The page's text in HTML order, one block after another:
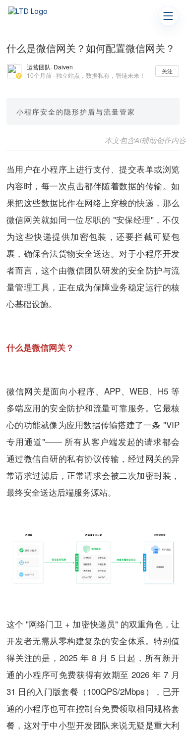
什么是微信网关？如何配置微信网关？
运营团队· Daiven
10个月前 · 独立站点，数据私有，智链未来！
关注
小程序安全的隐形护盾与流量管家
本文包含AI辅助创作内容
当用户在小程序上进行支付、提交表单或浏览
内容时，每一次点击都伴随着数据的传输。如
果把这些数据比作在网络上穿梭的快递，那么
微信网关就如同一位尽职的 "安保经理"，不仅
为这些快递提供加密包装，还要拦截可疑包
裹，确保合法货物安全送达。对于小程序开发
者而言，这个由微信团队研发的安全防护与流
量管理工具，正在成为保障业务稳定运行的核
心基础设施。
什么是微信网关？
微信网关是面向小程序、APP、WEB、H5 等
多端应用的安全防护和流量可靠服务。它最核
心的功能就像为应用数据传输搭建了一条 "VIP
专用通道"—— 所有从客户端发起的请求都会
通过微信自研的私有协议传输，经过网关的异
常请求过滤后，正常请求会被二次加密封装，
最终安全送达后端服务源站。
这个 "网络门卫 + 加密快递员" 的双重角色，让
开发者无需从零构建复杂的安全体系。特别值
得关注的是，2025 年 8 月 5 日起，所有新开
通的小程序可免费获得有效期至 2026 年 7 月
31 日的入门版套餐（100QPS/2Mbps），已开
通的小程序也可在控制台免费领取相同规格套
餐，这对于中小型开发团队来说无疑是重大利